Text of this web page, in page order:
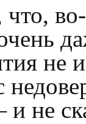
что,
не
и не